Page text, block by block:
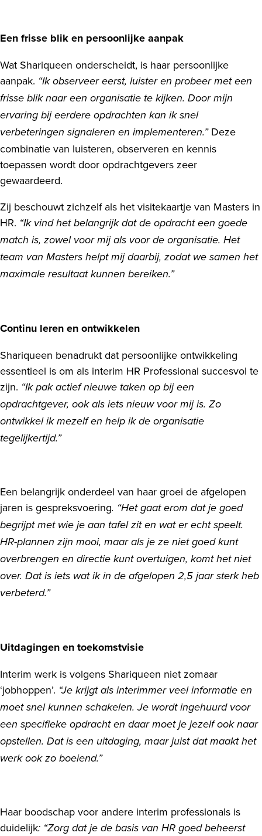
Een frisse blik en persoonlijke aanpak
Wat Shariqueen onderscheidt, is haar persoonlijke
aanpak. “Ik observeer eerst, luister en probeer met een
frisse blik naar een organisatie te kijken. Door mijn
ervaring bij eerdere opdrachten kan ik snel
verbeteringen signaleren en implementeren.” Deze
combinatie van luisteren, observeren en kennis
toepassen wordt door opdrachtgevers zeer
gewaardeerd.
Zij beschouwt zichzelf als het visitekaartje van Masters in
HR. “Ik vind het belangrijk dat de opdracht een goede
match is, zowel voor mij als voor de organisatie. Het
team van Masters helpt mij daarbij, zodat we samen het
maximale resultaat kunnen bereiken.”
Continu leren en ontwikkelen
Shariqueen benadrukt dat persoonlijke ontwikkeling
essentieel is om als interim HR Professional succesvol te
zijn. “Ik pak actief nieuwe taken op bij een
opdrachtgever, ook als iets nieuw voor mij is. Zo
ontwikkel ik mezelf en help ik de organisatie
tegelijkertijd.”
Een belangrijk onderdeel van haar groei de afgelopen
jaren is gespreksvoering. “Het gaat erom dat je goed
begrijpt met wie je aan tafel zit en wat er echt speelt.
HR-plannen zijn mooi, maar als je ze niet goed kunt
overbrengen en directie kunt overtuigen, komt het niet
over. Dat is iets wat ik in de afgelopen 2,5 jaar sterk heb
verbeterd.”
Uitdagingen en toekomstvisie
Interim werk is volgens Shariqueen niet zomaar
‘jobhoppen’. “Je krijgt als interimmer veel informatie en
moet snel kunnen schakelen. Je wordt ingehuurd voor
een specifieke opdracht en daar moet je jezelf ook naar
opstellen. Dat is een uitdaging, maar juist dat maakt het
werk ook zo boeiend.”
Haar boodschap voor andere interim professionals is
duidelijk: “Zorg dat je de basis van HR goed beheerst